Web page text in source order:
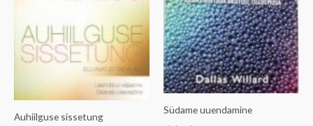
Auhiilguse sissetung
Südame uuendamine